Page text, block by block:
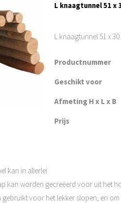
L knaagtunnel 51 x
L knaagtunnel 51 x 30.
Productnummer
Geschikt voor
Afmeting H x L x B
Prijs
kan in allerlei
kan worden gecreëerd voor uit het
voor het lekker slopen, en